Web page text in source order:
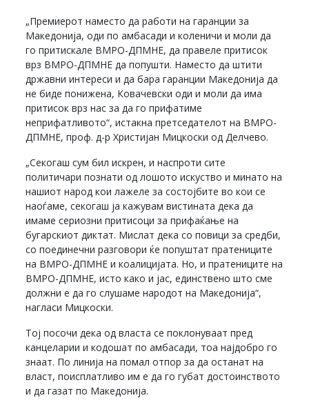
„Премиерот наместо да работи на гаранции за
Македонија, оди по амбасади и коленичи и моли да
го притискале ВМРО-ДПМНЕ, да правеле притисок
врз ВМРО-ДПМНЕ да попушти. Наместо да штити
државни интереси и да бара гаранции Македонија да
не биде понижена, Ковачевски оди и моли да има
притисок врз нас за да го прифатиме
неприфатливото“, истакна претседателот на ВМРО-
ДПМНЕ, проф. д-р Христијан Мицкоски од Делчево.
„Секогаш сум бил искрен, и наспроти сите
политичари познати од лошото искуство и минато на
нашиот народ кои лажеле за состојбите во кои се
наоѓаме, секогаш ја кажувам вистината дека да
имаме сериозни притисоци за прифаќање на
бугарскиот диктат. Мислат дека со повици за средби,
со поединечни разговори ќе попуштат пратениците
на ВМРО-ДПМНЕ и коалицијата. Но, и пратениците на
ВМРО-ДПМНЕ, исто како и јас, единствено што сме
должни е да го слушаме народот на Македонија“,
нагласи Мицкоски.
Тој посочи дека од власта се поклонуваат пред
канцеларии и кодошат по амбасади, тоа најдобро го
знаат. По линија на помал отпор за да останат на
власт, поисплатливо им е да го губат достоинството
и да газат по Македонија.